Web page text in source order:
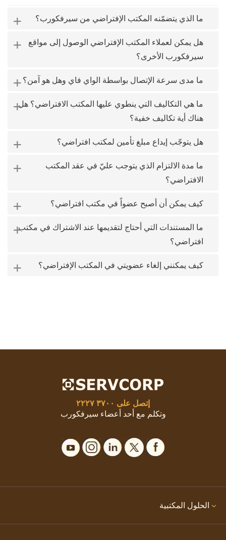
ما الذي يتضمّنه المكتب الإفتراضي من سيرفكورب؟ +
هل يمكن لعملاء المكتب الإفتراضي الوصول إلى مواقع
سيرفكورب الأخرى؟
+
ما مدى سرعة الإتصال بواسطة الواي فاي وهل هو آمن؟+
ما هي التكاليف التي ينطوي عليها المكتب الافتراضي؟ هل
هناك أية تكاليف خفية؟
+
هل يتوجّب إيداع مبلغ تأمين لمكتب افتراضي؟ +
ما مدة الالتزام الذي يتوجب عليّ في عقد المكتب
الافتراضي؟
+
كيف يمكن أن أصبح عضواً في مكتب افتراضي؟ +
ما المستندات التي أحتاج لتقديمها عند الاشتراك في مكتب
افتراضي؟
+
كيف يمكنني إلغاء عضويتي في المكتب الإفتراضي؟ +
إتصل على ٣٧٠٠ ٢٢٢٧
وتكلم مع أحد أعضاء سيرفكورب
الحلول المكتبية